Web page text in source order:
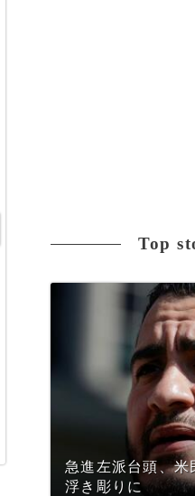
Top
急進左派台頭、
浮き彫りに